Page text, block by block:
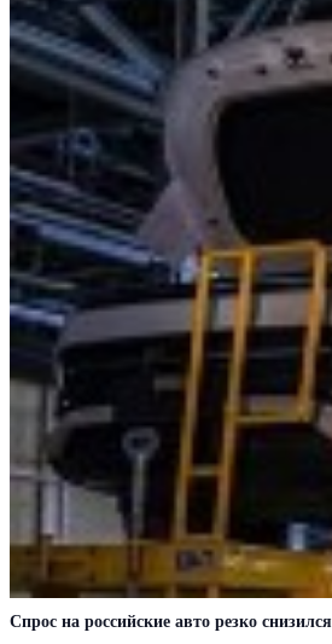
Спрос на российские авто резко снизился